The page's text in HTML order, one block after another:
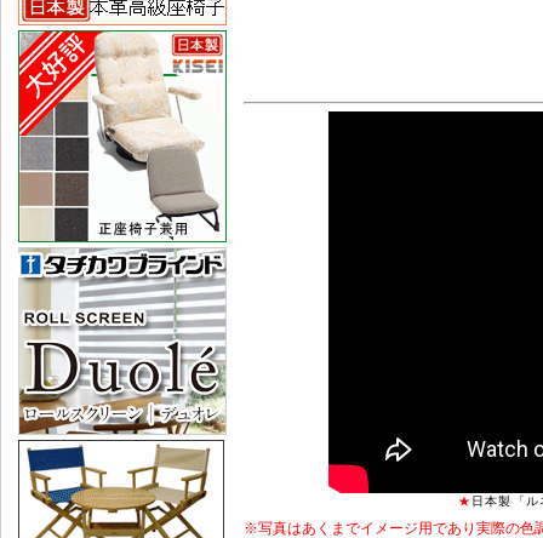
★ 日本製「
※写真はあくまでイメージ用であり実際の色